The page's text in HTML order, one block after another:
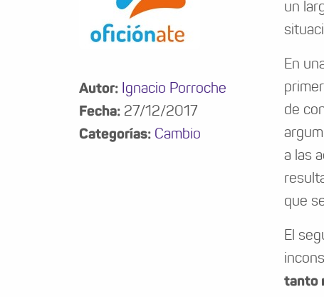
Autor: Ignacio Porroche
Fecha: 27/12/2017
Categorías: Cambio
un
En
de
a las
que
El
tanto